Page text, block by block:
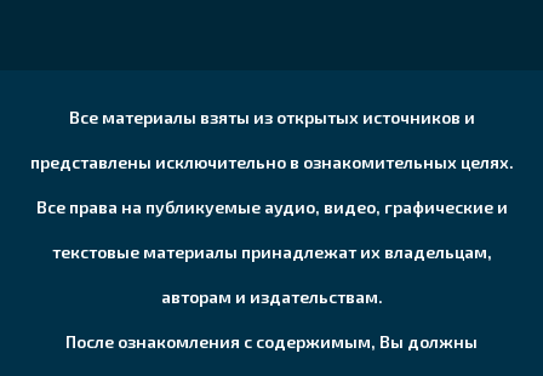
Все материалы взяты из открытых источников и
представлены исключительно в ознакомительных целях.
Все права на публикуемые аудио, видео, графические и
текстовые материалы принадлежат их владельцам,
авторам и издательствам.
После ознакомления с содержимым, Вы должны